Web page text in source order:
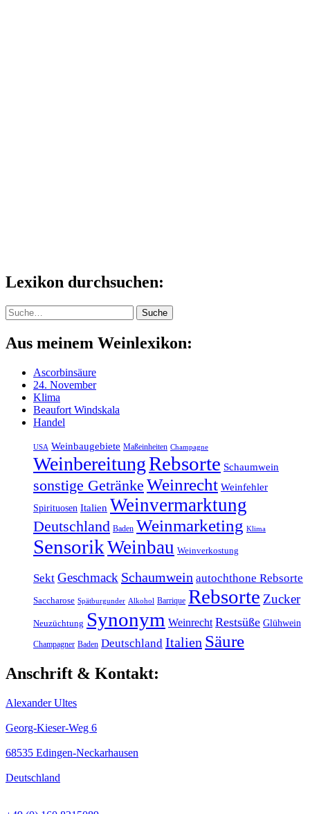
Lexikon durchsuchen:
Suche Suche
Aus meinem Weinlexikon:
Ascorbinsäure
24. November
Klima
Beaufort Windskala
Handel
USA Weinbaugebiete Maßeinheiten Champagne
WeinbereitungRebsorte Schaumwein
sonstige Getränke Weinrecht Weinfehler
Spirituosen Italien Weinvermarktung
Deutschland Baden Weinmarketing Klima
SensorikWeinbau Weinverkostung
Sekt Geschmack Schaumwein autochthone Rebsorte
Saccharose Spätburgunder Alkohol Barrique Rebsorte Zucker
Neuzüchtung Synonym Weinrecht Restsüße Glühwein
Champagner Baden Deutschland Italien Säure
Anschrift & Kontakt:
Alexander Ultes
Georg-Kieser-Weg 6
68535 Edingen-Neckarhausen
Deutschland